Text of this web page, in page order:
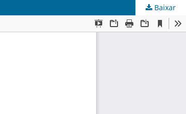
Baixar